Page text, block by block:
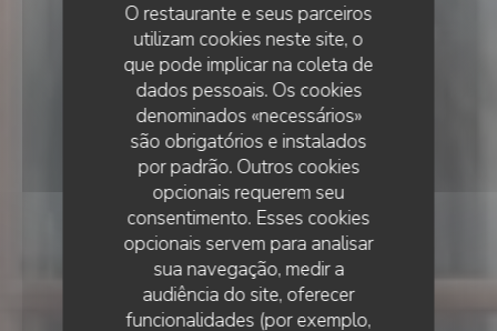
O restaurante e seus parceiros
utilizam cookies neste site, o
que pode implicar na coleta de
dados pessoais. Os cookies
denominados «necessários»
são obrigatórios e instalados
por padrão. Outros cookies
opcionais requerem seu
consentimento. Esses cookies
opcionais servem para analisar
sua navegação, medir a
audiência do site, oferecer
funcionalidades (por exemplo,